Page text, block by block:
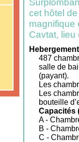
cet hôtel
magnifique
Cavtat, lieu
487
salle de
(payant).
Les
Les
bouteille
Capacités
A -
B -
C -